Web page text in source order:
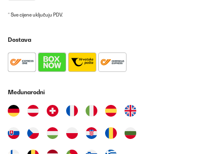
* Sve cijene uključuju PDV.
Dostava
Međunarodni